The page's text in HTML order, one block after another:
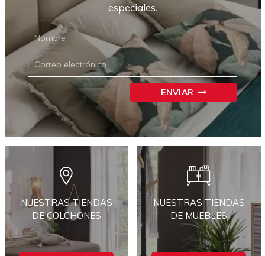
especiales.
NEWSLETTER
CARRIÓN
ENVIAR
NUESTRAS TIENDAS
DE COLCHONES
NUESTRAS TIENDAS
DE MUEBLES